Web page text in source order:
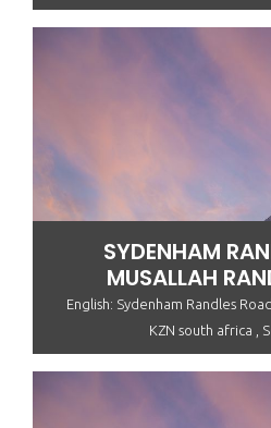
SYDENHAM
MUSALLAH
English: Sydenham Randles
KZN south africa ,